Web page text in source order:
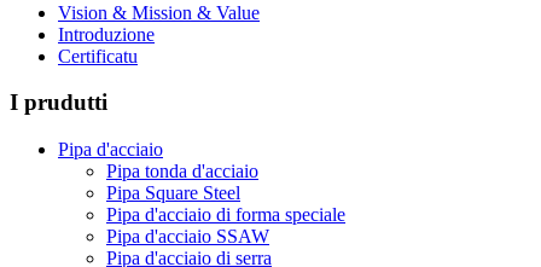
Vision & Mission & Value
Introduzione
Certificatu
I prudutti
Pipa d'acciaio
Pipa tonda d'acciaio
Pipa Square Steel
Pipa d'acciaio di forma speciale
Pipa d'acciaio SSAW
Pipa d'acciaio di serra